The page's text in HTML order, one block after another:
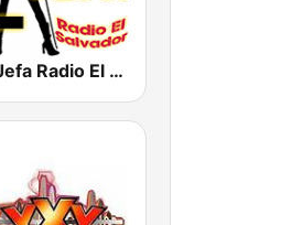
La Jefa Radio El Salvador